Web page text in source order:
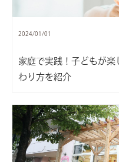
2024/01/01
家庭で実践！子どもが
わり方を紹介